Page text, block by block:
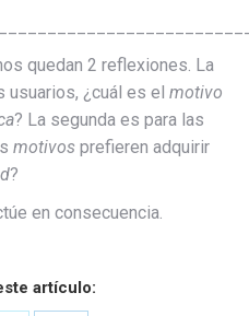
quedan 2 reflexiones. La
usuarios, ¿cuál es el motivo
? La segunda es para las
motivos prefieren adquirir
?
en consecuencia.
artículo: